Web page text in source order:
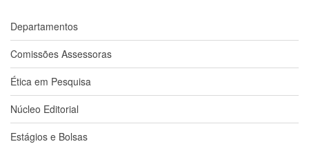
Teses
(CAPES)
Programas
PESQUISA
Departamentos
Comissões Assessoras
Ética em Pesquisa
Núcleo Editorial
Estágios e Bolsas